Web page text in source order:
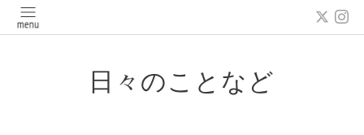
日々のことなど